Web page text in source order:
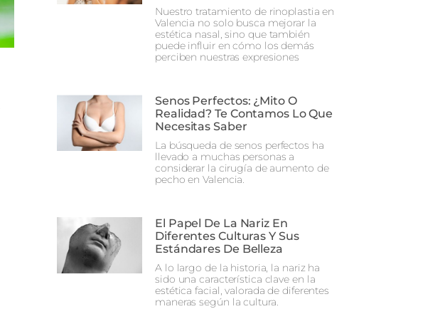
Nuestro tratamiento de rinoplastia en
Valencia no solo busca mejorar la
estética nasal, sino que también
puede influir en cómo los demás
perciben nuestras expresiones
Senos Perfectos: ¿Mito O
Realidad? Te Contamos Lo Que
Necesitas Saber
La búsqueda de senos perfectos ha
llevado a muchas personas a
considerar la cirugía de aumento de
pecho en Valencia.
El Papel De La Nariz En
Diferentes Culturas Y Sus
Estándares De Belleza
A lo largo de la historia, la nariz ha
sido una característica clave en la
estética facial, valorada de diferentes
maneras según la cultura.